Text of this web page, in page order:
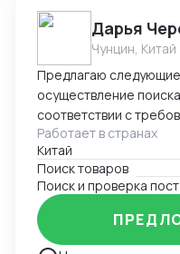
Дарья
Чунцин, Китай
Предлагаю следующие услуги: -
осуществление
соответствии с
проверка
надежности и
товаров. Я имею широкую сеть контактов в
различных отраслях.
крупные компании,
Заказывая услуги у
Работает в странах
Китай
Поиск товаров
Поиск и проверка